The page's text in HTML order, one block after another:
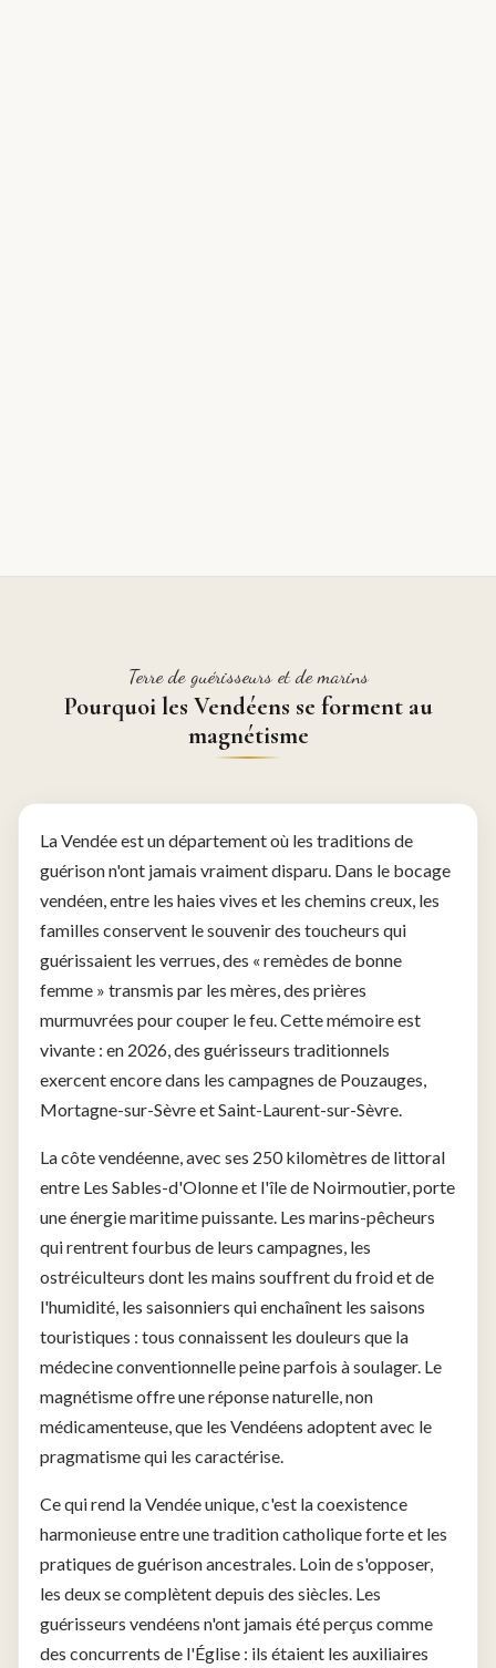
Terre de guérisseurs et de marins
Pourquoi les Vendéens se forment au
magnétisme
La Vendée est un département où les traditions de
guérison n'ont jamais vraiment disparu. Dans le bocage
vendéen, entre les haies vives et les chemins creux, les
familles conservent le souvenir des toucheurs qui
guérissaient les verrues, des « remèdes de bonne
femme » transmis par les mères, des prières
murmuvrées pour couper le feu. Cette mémoire est
vivante : en 2026, des guérisseurs traditionnels
exercent encore dans les campagnes de Pouzauges,
Mortagne-sur-Sèvre et Saint-Laurent-sur-Sèvre.
La côte vendéenne, avec ses 250 kilomètres de littoral
entre Les Sables-d'Olonne et l'île de Noirmoutier, porte
une énergie maritime puissante. Les marins-pêcheurs
qui rentrent fourbus de leurs campagnes, les
ostréiculteurs dont les mains souffrent du froid et de
l'humidité, les saisonniers qui enchaînent les saisons
touristiques : tous connaissent les douleurs que la
médecine conventionnelle peine parfois à soulager. Le
magnétisme offre une réponse naturelle, non
médicamenteuse, que les Vendéens adoptent avec le
pragmatisme qui les caractérise.
Ce qui rend la Vendée unique, c'est la coexistence
harmonieuse entre une tradition catholique forte et les
pratiques de guérison ancestrales. Loin de s'opposer,
les deux se complètent depuis des siècles. Les
guérisseurs vendéens n'ont jamais été perçus comme
des concurrents de l'Église : ils étaient les auxiliaires